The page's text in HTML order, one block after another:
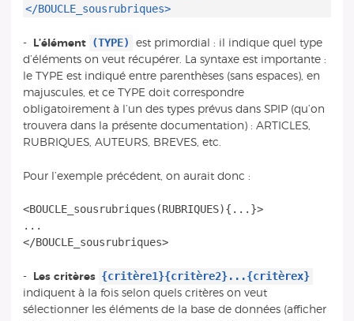
</BOUCLE_sousrubriques>
- L’élément (TYPE)
est primordial : il indique quel type
d’éléments on veut récupérer. La syntaxe est importante :
le TYPE est indiqué entre parenthèses (sans espaces), en
majuscules, et ce TYPE doit correspondre
obligatoirement à l’un des types prévus dans SPIP (qu’on
trouvera dans la présente documentation) : ARTICLES,
RUBRIQUES, AUTEURS, BREVES, etc.
Pour l’exemple précédent, on aurait donc :
<BOUCLE_sousrubriques(RUBRIQUES){...}>
...
</BOUCLE_sousrubriques>
- Les critères {critère1}{critère2}...{critèrex}
indiquent à la fois selon quels critères on veut
sélectionner les éléments de la base de données (afficher